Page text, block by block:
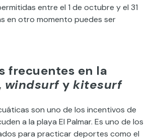
entre el 1 de octubre y el 31
en otro momento puedes ser
frecuentes en la
windsurfy kitesurf
son uno de los incentivos de
a la playa El Palmar. Es uno de los
para practicar deportes como el